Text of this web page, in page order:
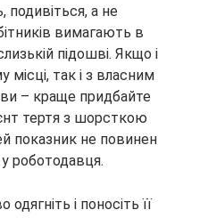
подивіться, а не
вимагають в
підошві. Якщо і
так і з власним
– краще придбайте
тертя з шорсткою
показник не повинен
роботодавця.
і поносіть її